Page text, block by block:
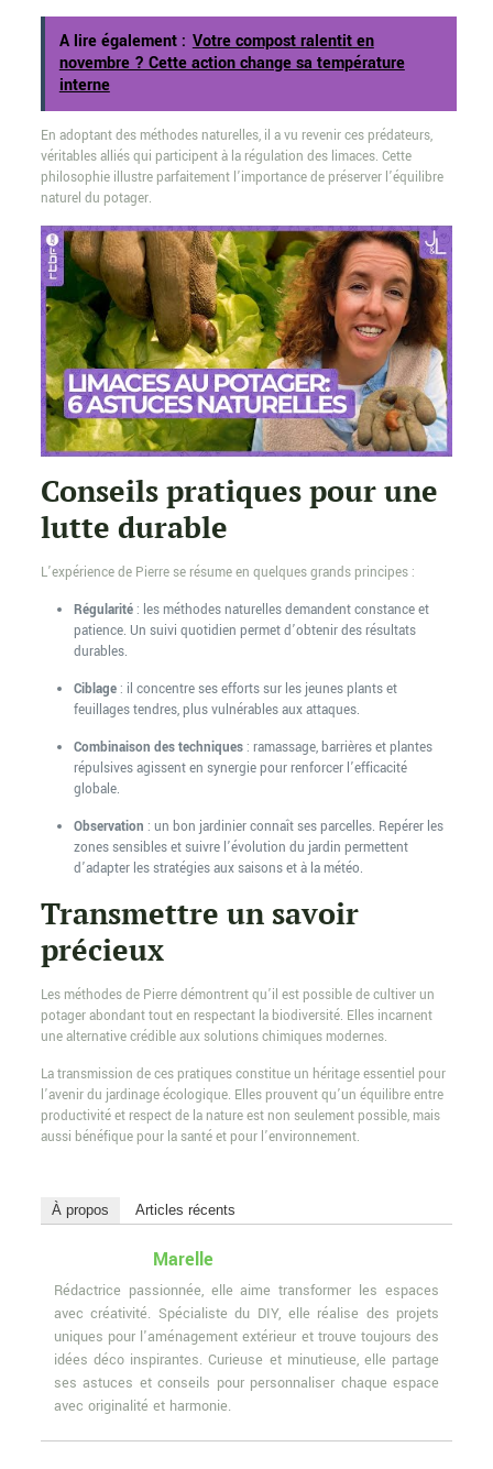
A lire également : Votre compost ralentit en
novembre ? Cette action change sa température
interne
En adoptant des méthodes naturelles, il a vu revenir ces prédateurs,
véritables alliés qui participent à la régulation des limaces. Cette
philosophie illustre parfaitement l’importance de préserver l’équilibre
naturel du potager.
Conseils pratiques pour une
lutte durable
L’expérience de Pierre se résume en quelques grands principes :
Régularité: les méthodes naturelles demandent constance et
patience. Un suivi quotidien permet d’obtenir des résultats
durables.
Ciblage: il concentre ses efforts sur les jeunes plants et
feuillages tendres, plus vulnérables aux attaques.
Combinaison des techniques: ramassage, barrières et plantes
répulsives agissent en synergie pour renforcer l’efficacité
globale.
Observation : un bon jardinier connaît ses parcelles. Repérer les
zones sensibles et suivre l’évolution du jardin permettent
d’adapter les stratégies aux saisons et à la météo.
Transmettre un savoir
précieux
Les méthodes de Pierre démontrent qu’il est possible de cultiver un
potager abondant tout en respectant la biodiversité. Elles incarnent
une alternative crédible aux solutions chimiques modernes.
La transmission de ces pratiques constitue un héritage essentiel pour
l’avenir du jardinage écologique. Elles prouvent qu’un équilibre entre
productivité et respect de la nature est non seulement possible, mais
aussi bénéfique pour la santé et pour l’environnement.
À propos Articles récents
Marelle
Rédactrice passionnée, elle aime transformer les espaces
avec créativité. Spécialiste du DIY, elle réalise des projets
uniques pour l'aménagement extérieur et trouve toujours des
idées déco inspirantes. Curieuse et minutieuse, elle partage
ses astuces et conseils pour personnaliser chaque espace
avec originalité et harmonie.